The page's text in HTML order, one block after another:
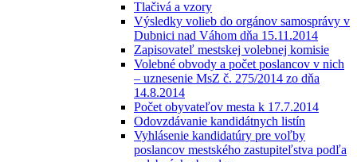
Tlačivá a vzory
Výsledky volieb do orgánov samosprávy v
Dubnici nad Váhom dňa 15.11.2014
Zapisovateľ mestskej volebnej komisie
Volebné obvody a počet poslancov v nich
– uznesenie MsZ č. 275/2014 zo dňa
14.8.2014
Počet obyvateľov mesta k 17.7.2014
Odovzdávanie kandidátnych listín
Vyhlásenie kandidatúry pre voľby
poslancov mestského zastupiteľstva podľa